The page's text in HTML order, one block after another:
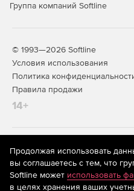
Группа компаний Softline
© 1993—2026 Softline
Условия использования
Политика
Правила продажи
14+
На информационном ресурсе
рекомендательные технологии
предоставления информации
систематизации и анализа
предпочтениям пользователей
Продолжая использовать
вы соглашаетесь с тем, что
Softline может использовать
в целях хранения ваших